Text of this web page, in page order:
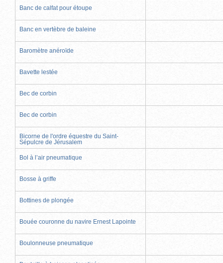
Banc de calfat pour étoupe
Banc en vertèbre de baleine
Baromètre anéroïde
Bavette lestée
Bec de corbin
Bec de corbin
Bicorne de l'ordre équestre du Saint-
Sépulcre de Jérusalem
Bol à l’air pneumatique
Bosse à griffe
Bottines de plongée
Bouée couronne du navire Ernest Lapointe
Boulonneuse pneumatique